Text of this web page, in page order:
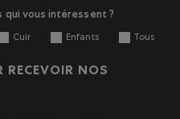
qui vous intéressent ?
Cuir Enfants Tous
RECEVOIR NOS